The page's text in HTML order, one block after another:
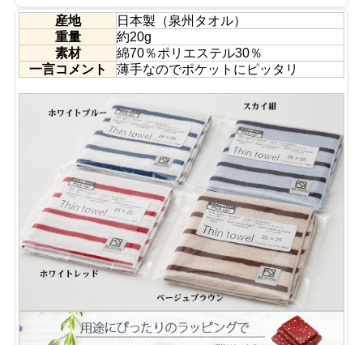
産地
日本製（泉州タオル）
重量
約20g
素材
綿70％ポリエステル30％
一言コメント
薄手なのでポケットにピッタリ